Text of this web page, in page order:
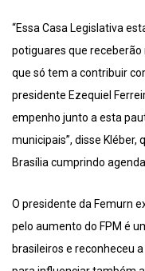
“Essa Casa Legislativa
potiguares que
que só tem a contribuir
presidente Ezequiel
empenho junto a esta
municipais”, disse
Brasília cumprindo agenda.
O presidente da Femurn
pelo aumento do FPM é
brasileiros e reconheceu